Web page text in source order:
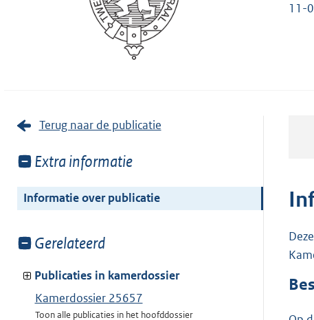
11-
Terug naar de publicatie
Toon
van:
Extra informatie
Informatie over publicatie
Toon
van:
Gerelateerd
Publicaties in kamerdossier
Kamerdossier 25657
Toon alle publicaties in het hoofddossier